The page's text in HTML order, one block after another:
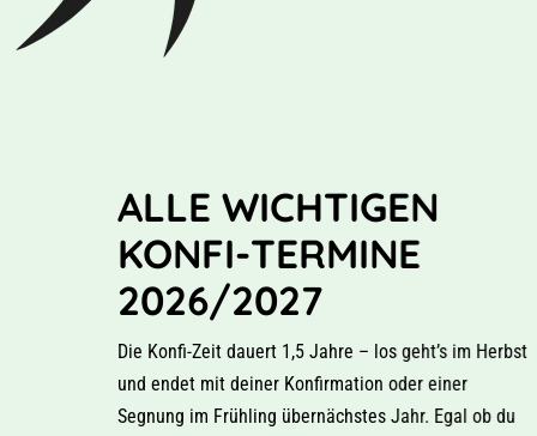
ALLE WICHTIGEN
KONFI-TERMINE
2026/2027
Die Konfi-Zeit dauert 1,5 Jahre – los geht’s im Herbst
und endet mit deiner Konfirmation oder einer
Segnung im Frühling übernächstes Jahr. Egal ob du